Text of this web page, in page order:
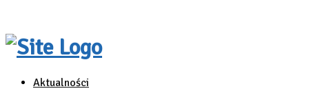
Aktualności